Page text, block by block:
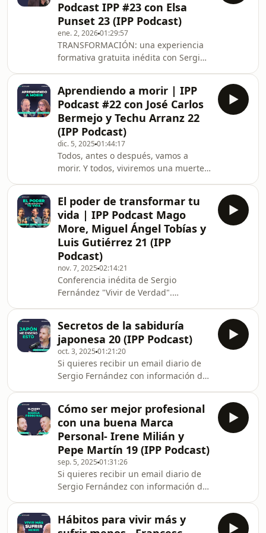
https://ippformacion.com/vender Si
quieres recibir un email diario de
Sergio Fernández con información de
valor sobre desarrollo personal,
desarrollo profesional y finanzas
personales, p
Podcast IPP #23 con Elsa
Punset 23 (IPP Podcast)
ene. 2, 202601:29:57
TRANSFORMACIÓN: una experiencia
formativa gratuita inédita con Sergio
vida. Del 22 de diciembre al 6 de
enero en
https://www.ippformacion.com/transformacion
A veces, volver a empezar no es
“cambiar de vida”. Es algo más
incómodo: dejar de mentirte. Decir
“no” cuando toca. Escuchar el cuerpo
cuando te avisa. Y recuperar, poco a
po
Aprendiendo a morir | IPP
Podcast #22 con José Carlos
Bermejo y Techu Arranz 22
(IPP Podcast)
dic. 5, 2025 01:44:17
Todos, antes o después, vamos a
morir. Y todos, viviremos una muerte
que llevan años acompañando finales
de vida y procesos de duelo: Techu
Arranz – acompañante y formadora
en final de vida, experta en
comunicación honesta, preparación
del último tramo, rituales sencillos y
cuidado de familias y cuidadores.
Techu también es
El poder de transformar tu
vida | IPP Podcast Mago
More, Miguel Ángel Tobías y
Luis Gutiérrez 21 (IPP
Podcast)
nov. 7, 2025 02:14:21
Conferencia inédita de Sergio
Fernández "Vivir de Verdad".
en
https://www.ippformacion.com/verdad
Si quieres recibir un email diario de
Sergio Fernández con información de
valor sobre desarrollo personal,
desarrollo profesional y finanzas
personales, puedes hacerlo gratis en
https://www.ippformacion.com/regalo
¿Qué ocurre cu
Secretos de la sabiduría
japonesa 20 (IPP Podcast)
oct. 3, 2025 01:21:20
Si quieres recibir un email diario de
Sergio Fernández con información de
personales, puedes hacerlo gratis en
https://www.ippformacion.com/regalo
¿Puede una sola palabra cambiar tu
forma de vivir? En este episodio de
IPP Podcast, Sergio Fernández
conversa con Marcos Cartagena
(cofundador de Descubriendo Japón y
autor de Las 87 pal
Cómo ser mejor profesional
con una buena Marca
Personal- Irene Milián y
Pepe Martín 19 (IPP Podcast)
sep. 5, 2025 01:31:26
Si quieres recibir un email diario de
Sergio Fernández con información de
personales, puedes hacerlo gratis en
Hábitos para vivir más y